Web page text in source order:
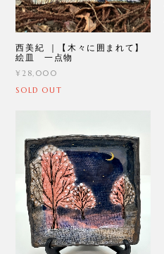
西美紀 ｜【木々に囲まれて】
絵皿 一点物
¥28,000
SOLD OUT